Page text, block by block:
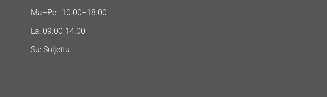
Ma–Pe: 10.00–18.00
La: 09.00-14.00
Su: Suljettu